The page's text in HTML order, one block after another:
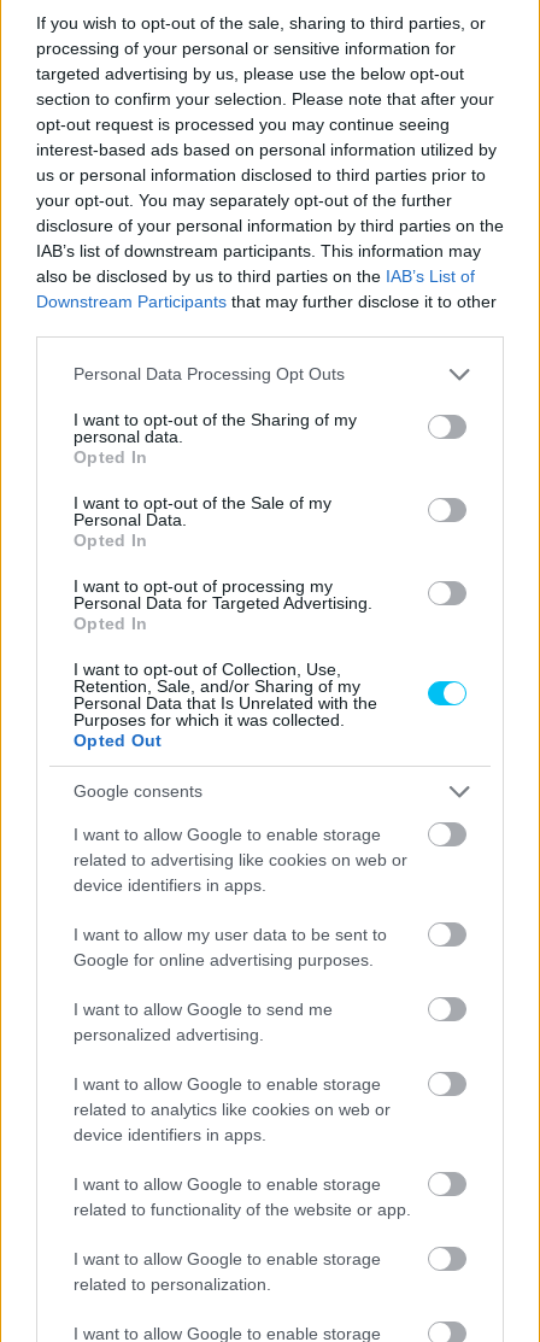
If you wish to opt-out of the sale, sharing to third parties, or
processing of your personal or sensitive information for
targeted advertising by us, please use the below opt-out
section to confirm your selection. Please note that after your
opt-out request is processed you may continue seeing
interest-based ads based on personal information utilized by
us or personal information disclosed to third parties prior to
your opt-out. You may separately opt-out of the further
disclosure of your personal information by third parties on the
IAB’s list of downstream participants. This information may
also be disclosed by us to third parties on the IAB’s List of
Downstream Participants that may further disclose it to other
Please note that this website/app uses one or more Google
not limited to your visit or usage behaviour. You may click to
grant or deny consent to Google and its third-party tags to
use your data for below specified purposes in below Google
consent section.
Personal Data Processing Opt Outs
I want to opt-out of the Sharing of my
personal data.
Opted In
I want to opt-out of the Sale of my
Personal Data.
Opted In
I want to opt-out of processing my
Personal Data for Targeted Advertising.
Opted In
I want to opt-out of Collection, Use,
Retention, Sale, and/or Sharing of my
Personal Data that Is Unrelated with the
Purposes for which it was collected.
Opted Out
Google consents
I want to allow Google to enable storage
related to advertising like cookies on web or
device identifiers in apps.
I want to allow my user data to be sent to
Google for online advertising purposes.
I want to allow Google to send me
personalized advertising.
I want to allow Google to enable storage
related to analytics like cookies on web or
device identifiers in apps.
I want to allow Google to enable storage
related to functionality of the website or app.
I want to allow Google to enable storage
related to personalization.
I want to allow Google to enable storage
Hamarosan jön a Superbike-vb mezőnye a
Balaton Parkra, de egyvalaki egészen
máshova megy
Sebők Máté - 2025. 07. 23.
Superbike
hisz, míg a Hondáé teljes sorcserét hajt
végre Doningtonra
Szántó Dávid 2025. 07. 05.
Újabb versenyzővel szakítottak a Superbike-
hosszabbítottak
2025. 06. 26.